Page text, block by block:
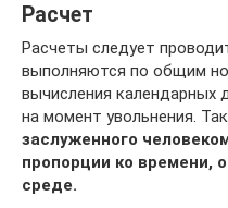
Расчет
Расчеты следует
выполняются по общим
вычисления календарных
на момент увольнения.
заслуженного
пропорции ко времени,
среде.